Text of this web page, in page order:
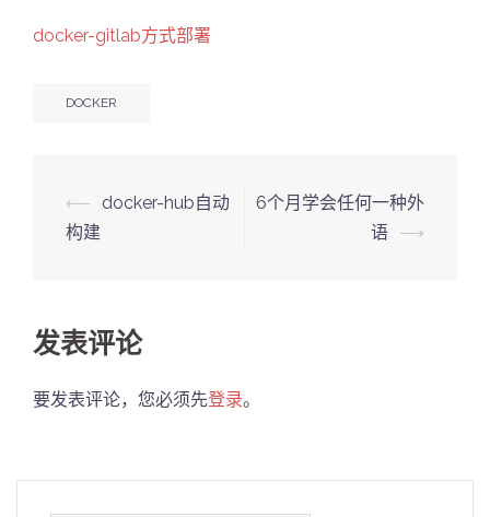
docker-gitlab方式部署
DOCKER
Post
navigation
⟵
docker-hub自动
构建
6个月学会任何一种外
语 ⟶
发表评论
要发表评论，您必须先登录。